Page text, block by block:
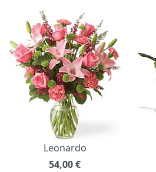
Leonardo
54,00€